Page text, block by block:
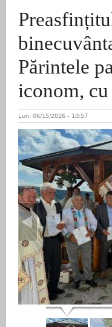
Părintele
iconom,
Lun, 06/15/2026 - 10:57